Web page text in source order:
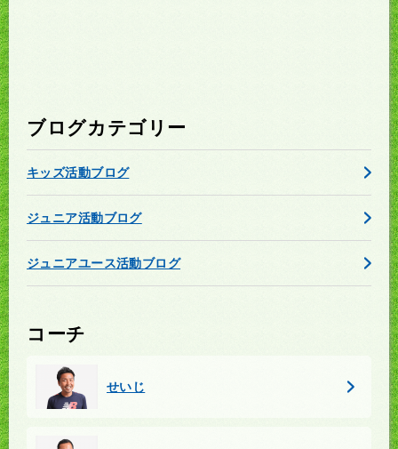
ブログカテゴリー
キッズ活動ブログ
ジュニア活動ブログ
ジュニアユース活動ブログ
コーチ
せいじ